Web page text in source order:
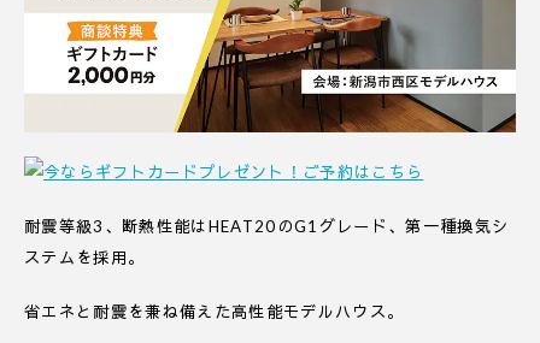
耐震等級3、断熱性能はHEAT20のG1グレード、第一種換気シ
ステムを採用。
省エネと耐震を兼ね備えた高性能モデルハウス。